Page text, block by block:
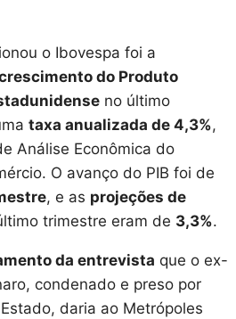
o Ibovespa foi a
do Produto
no último
taxa anualizada de 4,3%,
Análise Econômica do
O avanço do PIB foi de
, e as projeções de
trimestre eram de 3,3%.
da entrevista que o ex-
condenado e preso por
daria ao Metrópoles